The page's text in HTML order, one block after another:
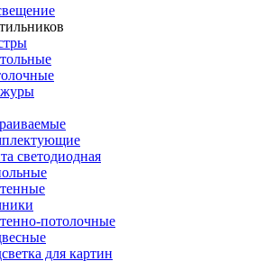
светодиодная
потолочные
для картин